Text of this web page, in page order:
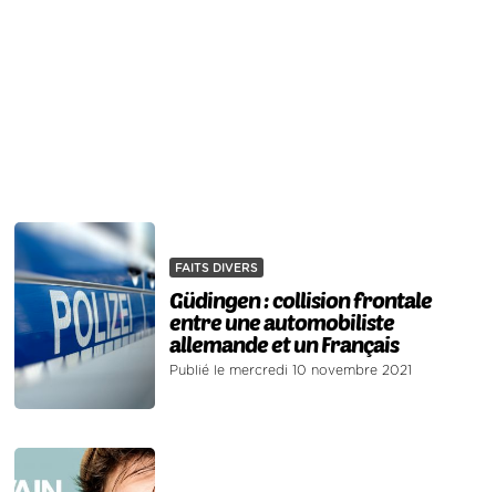
FAITS DIVERS
Güdingen : collision frontale
entre une automobiliste
allemande et un Français
Publié le mercredi 10 novembre 2021